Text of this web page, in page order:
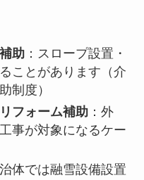
助：スロープ設置・
ことがあります（介
制度）
フォーム補助：外
事が対象になるケー
体では融雪設備設置